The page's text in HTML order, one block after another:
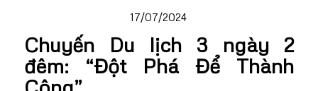
17/07/2024
Chuyến Du lịch 3 ngày 2
đêm: “Đột Phá Để Thành